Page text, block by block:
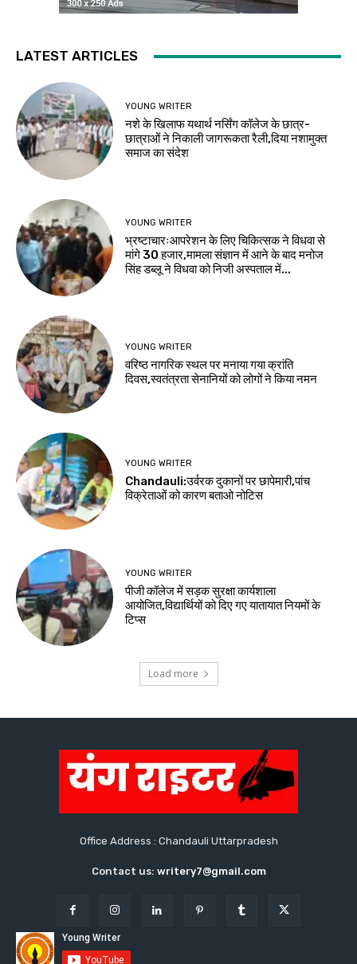
LATEST ARTICLES
YOUNG WRITER
नशे के खिलाफ यथार्थ नर्सिंग कॉलेज के छात्र-
छात्राओं ने निकाली जागरूकता रैली,दिया नशामुक्त
समाज का संदेश
YOUNG WRITER
भ्रष्टाचारःआपरेशन के लिए चिकित्सक ने विधवा से
मांगे 30 हजार,मामला संज्ञान में आने के बाद मनोज
सिंह डब्लू ने विधवा को निजी अस्पताल में...
YOUNG WRITER
वरिष्ठ नागरिक स्थल पर मनाया गया क्रांति
दिवस,स्वतंत्रता सेनानियों को लोगों ने किया नमन
YOUNG WRITER
Chandauli:उर्वरक दुकानों पर छापेमारी,पांच
विक्रेताओं को कारण बताओ नोटिस
YOUNG WRITER
पीजी कॉलेज में सड़क सुरक्षा कार्यशाला
आयोजित,विद्यार्थियों को दिए गए यातायात नियमों के
टिप्स
Load more
Office Address : Chandauli Uttarpradesh
Contact us: writery7@gmail.com